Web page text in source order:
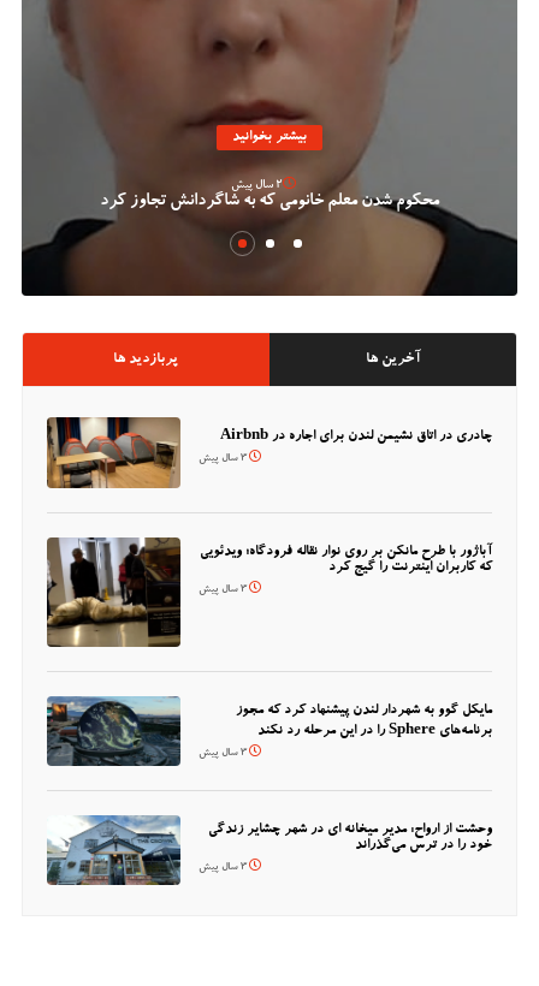
بیشتر بخوانید
محکوم شدن معلم خانومی که به شاگردانش تجاوز کرد
2 سال پیش
پربازدید ها آخرین ها
چادری در اتاق نشیمن لندن برای اجاره در Airbnb
3 سال پیش
آباژور با طرح مانکن بر روی نوار نقاله فرودگاه؛ ویدئویی
که کاربران اینترنت را گیج کرد
3 سال پیش
مایکل گوو به شهردار لندن پیشنهاد کرد که مجوز
برنامه‌های Sphere را در این مرحله رد نکند
3 سال پیش
وحشت از ارواح: مدیر میخانه ای در شهر چشایر زندگی
خود را در ترس می‌گذراند
3 سال پیش